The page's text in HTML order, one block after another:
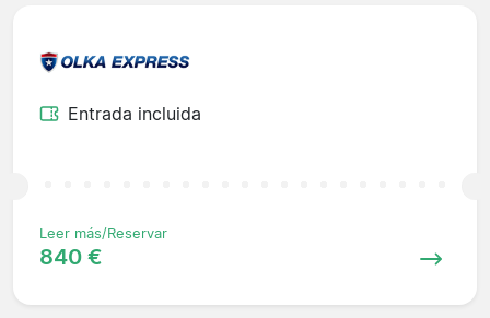
Entrada incluida
Leer más/Reservar
840 €